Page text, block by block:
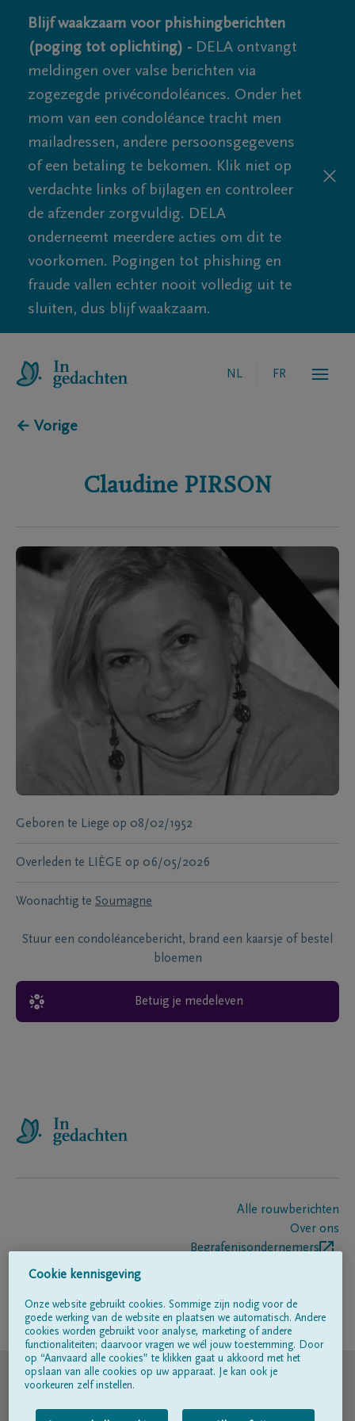
Blijf waakzaam voor phishingberichten
(poging tot oplichting) - DELA ontvangt
meldingen over valse berichten via
zogezegde privécondoléances. Onder het
mom van een condoléance tracht men
mailadressen, andere persoonsgegevens
of een betaling te bekomen. Klik niet op
verdachte links of bijlagen en controleer
de afzender zorgvuldig. DELA
onderneemt meerdere acties om dit te
voorkomen. Pogingen tot phishing en
fraude vallen echter nooit volledig uit te
sluiten, dus blijf waakzaam.
NL FR
← Vorige
Claudine PIRSON
Geboren te Liege op 08/02/1952
Overleden te LIÈGE op 06/05/2026
Woonachtig te Soumagne
Stuur een condoléancebericht, brand een kaarsje of bestel
bloemen
Betuig je medeleven
Alle rouwberichten
Over ons
Begrafenisondernemers
Volg ons op
© DELA
Gebruiksvoorwaarden
Cookie kennisgeving
Onze website gebruikt cookies. Sommige zijn nodig voor de
goede werking van de website en plaatsen we automatisch. Andere
cookies worden gebruikt voor analyse, marketing of andere
functionaliteiten; daarvoor vragen we wél jouw toestemming. Door
op “Aanvaard alle cookies” te klikken gaat u akkoord met het
opslaan van alle cookies op uw apparaat. Je kan ook je
voorkeuren zelf instellen.